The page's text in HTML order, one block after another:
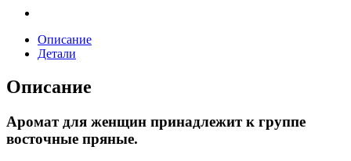
Описание
Детали
Описание
Аромат для женщин принадлежит к группе
восточные пряные.